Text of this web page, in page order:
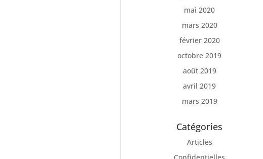
mai 2020
mars 2020
février 2020
octobre 2019
août 2019
avril 2019
mars 2019
Catégories
Articles